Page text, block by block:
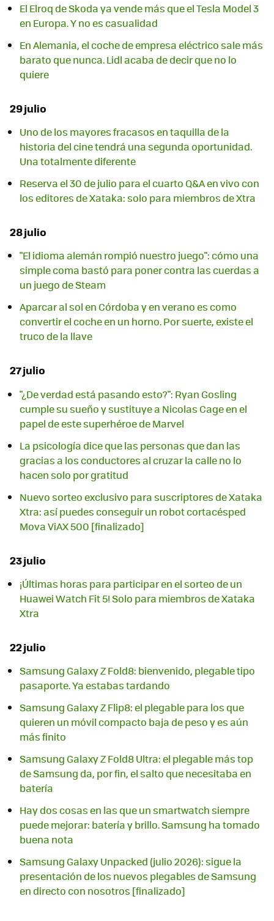
El Elroq de Skoda ya vende más que el Tesla Model 3
en Europa. Y no es casualidad
En Alemania, el coche de empresa eléctrico sale más
barato que nunca. Lidl acaba de decir que no lo
quiere
29 julio
Uno de los mayores fracasos en taquilla de la
historia del cine tendrá una segunda oportunidad.
Una totalmente diferente
Reserva el 30 de julio para el cuarto Q&A en vivo con
los editores de Xataka: solo para miembros de Xtra
28 julio
"El idioma alemán rompió nuestro juego": cómo una
simple coma bastó para poner contra las cuerdas a
un juego de Steam
Aparcar al sol en Córdoba y en verano es como
convertir el coche en un horno. Por suerte, existe el
truco de la llave
27 julio
"¿De verdad está pasando esto?": Ryan Gosling
cumple su sueño y sustituye a Nicolas Cage en el
papel de este superhéroe de Marvel
La psicología dice que las personas que dan las
gracias a los conductores al cruzar la calle no lo
hacen solo por gratitud
Nuevo sorteo exclusivo para suscriptores de Xataka
Xtra: así puedes conseguir un robot cortacésped
Mova ViAX 500 [finalizado]
23 julio
¡Últimas horas para participar en el sorteo de un
Huawei Watch Fit 5! Solo para miembros de Xataka
Xtra
22 julio
Samsung Galaxy Z Fold8: bienvenido, plegable tipo
pasaporte. Ya estabas tardando
Samsung Galaxy Z Flip8: el plegable para los que
quieren un móvil compacto baja de peso y es aún
más finito
Samsung Galaxy Z Fold8 Ultra: el plegable más top
de Samsung da, por fin, el salto que necesitaba en
batería
Hay dos cosas en las que un smartwatch siempre
puede mejorar: batería y brillo. Samsung ha tomado
buena nota
Samsung Galaxy Unpacked (julio 2026): sigue la
presentación de los nuevos plegables de Samsung
en directo con nosotros [finalizado]